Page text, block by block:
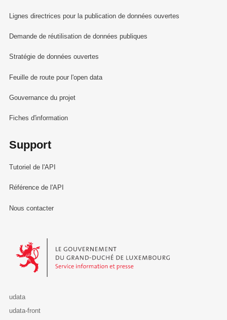
Lignes directrices pour la publication de données ouvertes
Demande de réutilisation de données publiques
Stratégie de données ouvertes
Feuille de route pour l'open data
Gouvernance du projet
Fiches d'information
Support
Tutoriel de l'API
Référence de l'API
Nous contacter
Le Gouvernement du Grand-Duché de Luxembourg - Service
udata
udata-front